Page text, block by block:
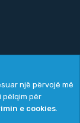
e cookies
një përvojë më
pëlqim për
e cookies.